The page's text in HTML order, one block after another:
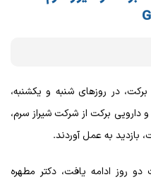
در روزهای شنبه و یکشنبه،
برکت از شرکت شیراز سرم،
بازدید به عمل آوردند.
روز ادامه یافت، دکتر مطهره